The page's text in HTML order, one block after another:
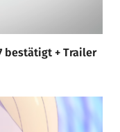
bestätigt + Trailer